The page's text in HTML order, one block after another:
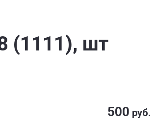
(1111), шт
500 руб.